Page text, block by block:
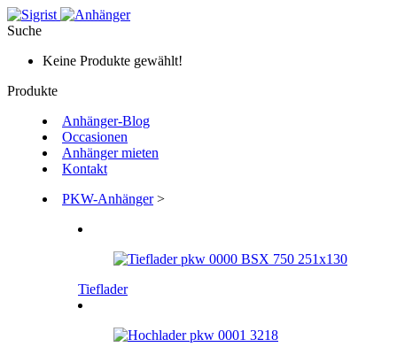
Suche
Keine Produkte gewählt!
Produkte
Anhänger-Blog
Occasionen
Anhänger mieten
Kontakt
PKW-Anhänger >
Tieflader